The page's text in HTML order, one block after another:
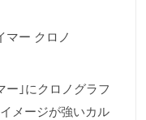
マー クロノ
ー｣にクロノグラフ
メージが強いカル